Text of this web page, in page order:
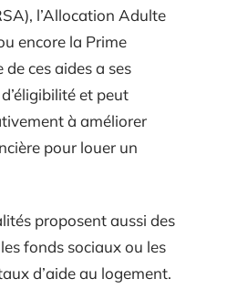
l’Allocation Adulte
encore la Prime
de ces aides a ses
et peut
à améliorer
pour louer un
proposent aussi des
fonds sociaux ou les
d’aide au logement.